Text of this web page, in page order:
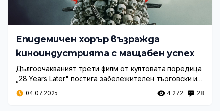
Епидемичен хорър възражда
киноиндустрията с мащабен успех
Дългоочакваният трети филм от култовата поредица
„28 Years Later" постига забележителен търговски и
критически триумф, като привлича над 107 милиона
долара приходи и получава изключителни оценки от
04.07.2025 4 272 28